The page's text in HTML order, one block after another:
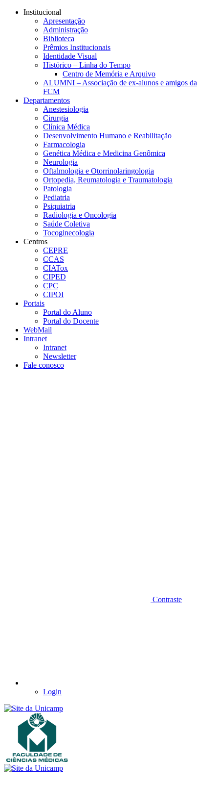
Conteúdo principal
Institucional
Apresentação
Administração
Biblioteca
Prêmios Institucionais
Identidade Visual
Histórico – Linha do Tempo
Centro de Memória e Arquivo
ALUMNI – Associação de ex-alunos e amigos da
FCM
Departamentos
Anestesiologia
Cirurgia
Clínica Médica
Desenvolvimento Humano e Reabilitação
Farmacologia
Genética Médica e Medicina Genômica
Neurologia
Oftalmologia e Otorrinolaringologia
Ortopedia, Reumatologia e Traumatologia
Patologia
Pediatria
Psiquiatria
Radiologia e Oncologia
Saúde Coletiva
Tocoginecologia
Centros
CEPRE
CCAS
CIATox
CIPED
CPC
CIPOI
Portais
Portal do Aluno
Portal do Docente
WebMail
Intranet
Intranet
Newsletter
Fale conosco
Contraste
Login